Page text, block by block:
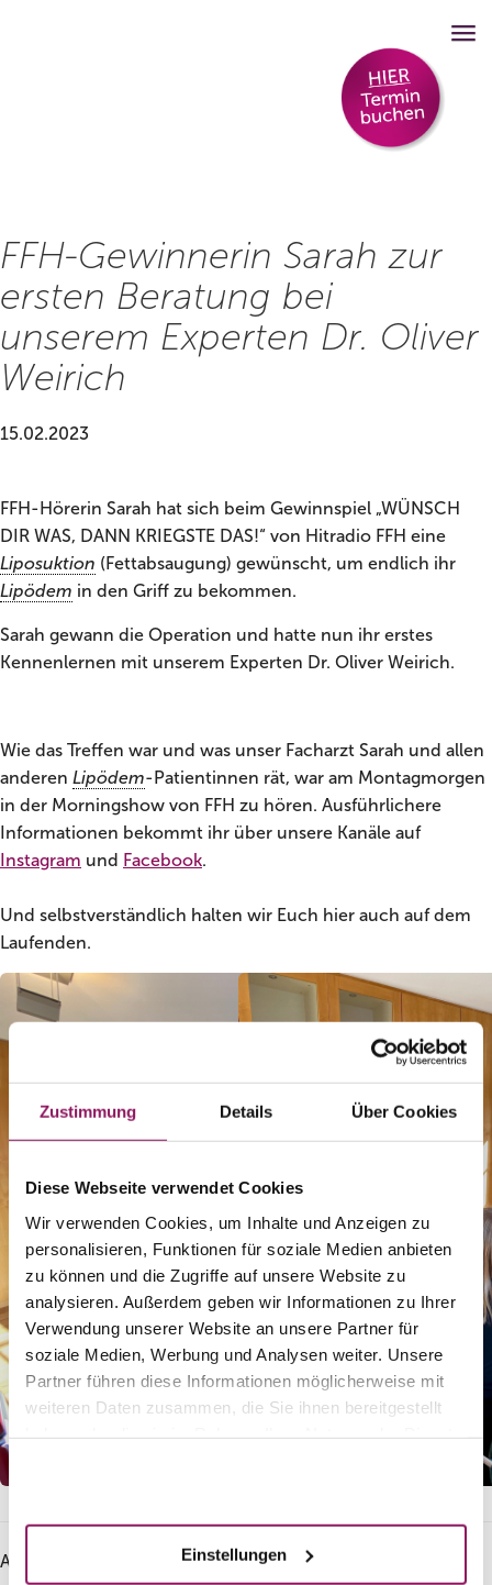
Zustimmung Details Über Cookies
Diese Webseite verwendet Cookies
Wir verwenden Cookies, um Inhalte und Anzeigen zu
personalisieren, Funktionen für soziale Medien anbieten
zu können und die Zugriffe auf unsere Website zu
analysieren. Außerdem geben wir Informationen zu Ihrer
Verwendung unserer Website an unsere Partner für
soziale Medien, Werbung und Analysen weiter. Unsere
Partner führen diese Informationen möglicherweise mit
weiteren Daten zusammen, die Sie ihnen bereitgestellt
Einstellungen
FFH-Gewinnerin Sarah zur
ersten Beratung bei
unserem Experten Dr. Oliver
Weirich
15.02.2023
FFH-Hörerin Sarah hat sich beim Gewinnspiel „WÜNSCH
DIR WAS, DANN KRIEGSTE DAS!“ von Hitradio FFH eine
Liposuktion (Fettabsaugung) gewünscht, um endlich ihr
Lipödem in den Griff zu bekommen.
Sarah gewann die Operation und hatte nun ihr erstes
Kennenlernen mit unserem Experten Dr. Oliver Weirich.
Wie das Treffen war und was unser Facharzt Sarah und allen
anderen Lipödem-Patientinnen rät, war am Montagmorgen
in der Morningshow von FFH zu hören. Ausführlichere
Informationen bekommt ihr über unsere Kanäle auf
Instagram und Facebook.
Und selbstverständlich halten wir Euch hier auch auf dem
Laufenden.
Artikel teilen: teilen